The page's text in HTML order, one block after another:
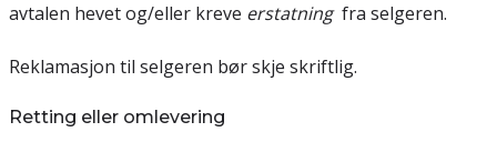
avtalen hevet og/eller kreve erstatning fra selgeren.
Reklamasjon til selgeren bør skje skriftlig.
Retting eller omlevering